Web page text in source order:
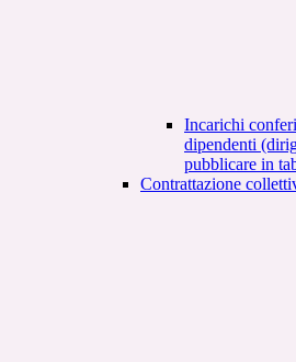
Incarichi
dipendenti
pubblicare in
Contrattazione